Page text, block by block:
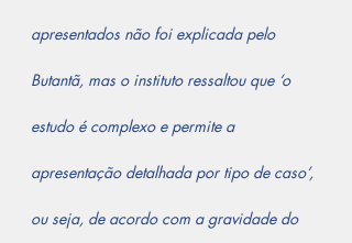
apresentados não foi explicada pelo
Butantã, mas o instituto ressaltou que ‘o
estudo é complexo e permite a
apresentação detalhada por tipo de caso’,
ou seja, de acordo com a gravidade do